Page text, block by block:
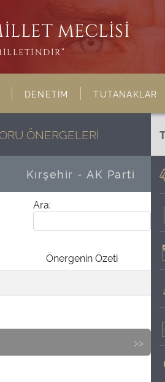
MECLİSİ
DENETİM TUTANAKLAR
ÖNERGELERİ
Kırşehir - AK Parti
Ara:
Önergenin Özeti
>>